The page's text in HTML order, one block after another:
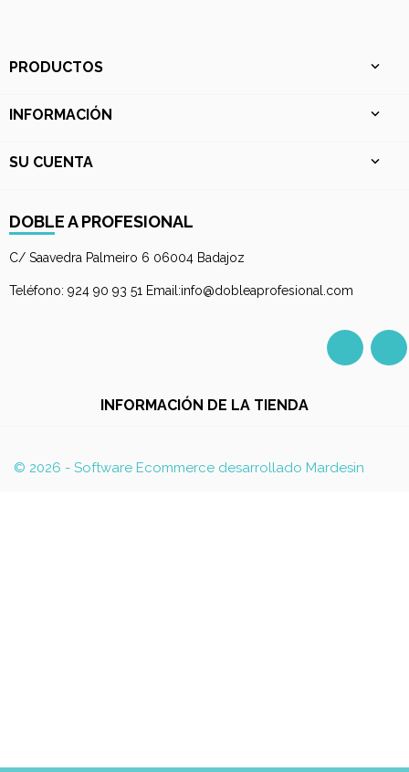
PRODUCTOS 
INFORMACIÓN 
SU CUENTA 
DOBLE A PROFESIONAL
C/ Saavedra Palmeiro 6 06004 Badajoz
Teléfono: 924 90 93 51 Email:info@dobleaprofesional.com
INFORMACIÓN DE LA TIENDA
© 2026 - Software Ecommerce desarrollado Mardesin